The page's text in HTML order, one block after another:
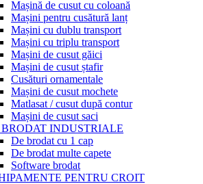
Mașină de cusut cu coloană
Mașini pentru cusătură lanț
Mașini cu dublu transport
Mașini cu triplu transport
Mașini de cusut găici
Mașini de cusut ștafir
Cusături ornamentale
Mașini de cusut mochete
Matlasat / cusut după contur
Mașini de cusut saci
INDUSTRIALE
De brodat cu 1 cap
De brodat multe capete
Software brodat
PENTRU CROIT